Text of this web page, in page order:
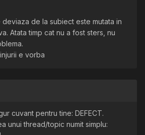
de la subiect este mutata in
Atata timp cat nu a fost sters, nu
e vorba
cuvant pentru tine: DEFECT.
unui thread/topic numit simplu: